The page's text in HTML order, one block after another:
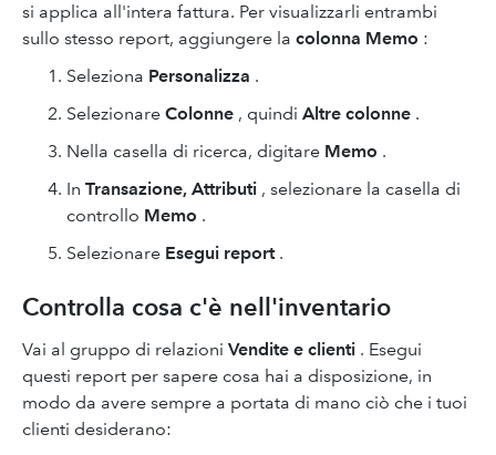
si applica all'intera fattura. Per visualizzarli entrambi
sullo stesso report, aggiungere la colonna Memo :
Seleziona Personalizza .
Selezionare Colonne , quindi Altre colonne .
Nella casella di ricerca, digitare Memo .
In Transazione, Attributi , selezionare la casella di
controllo Memo .
Selezionare Esegui report.
Controlla cosa c'è nell'inventario
Vai al gruppo di relazioni Vendite e clienti . Esegui
questi report per sapere cosa hai a disposizione, in
modo da avere sempre a portata di mano ciò che i tuoi
clienti desiderano: